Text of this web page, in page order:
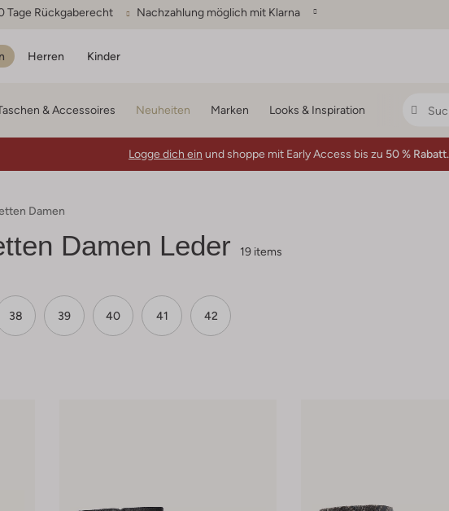
Tage Rückgaberecht Nachzahlung möglich mit Klarna
Herren Kinder
& Accessoires Neuheiten Marken Looks & Inspiration
Logge dich ein und shoppe mit Early Access bis zu 50 % Rabatt.
Damen
Damen Leder 19 items
38 39 40 41 42